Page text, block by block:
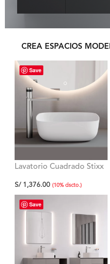
CREA ESPACIOS
Save
Lavatorio Cuadrado Stixx
40x40x13 cm
S/1,376.00 (10% dscto.)
Save